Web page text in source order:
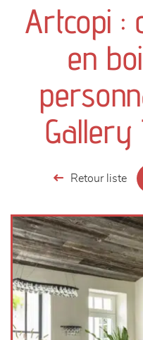
canapés et fauteuils
meubles de
chambres et dressing
décoration
Artcopi :
en
Gallery
Retour liste